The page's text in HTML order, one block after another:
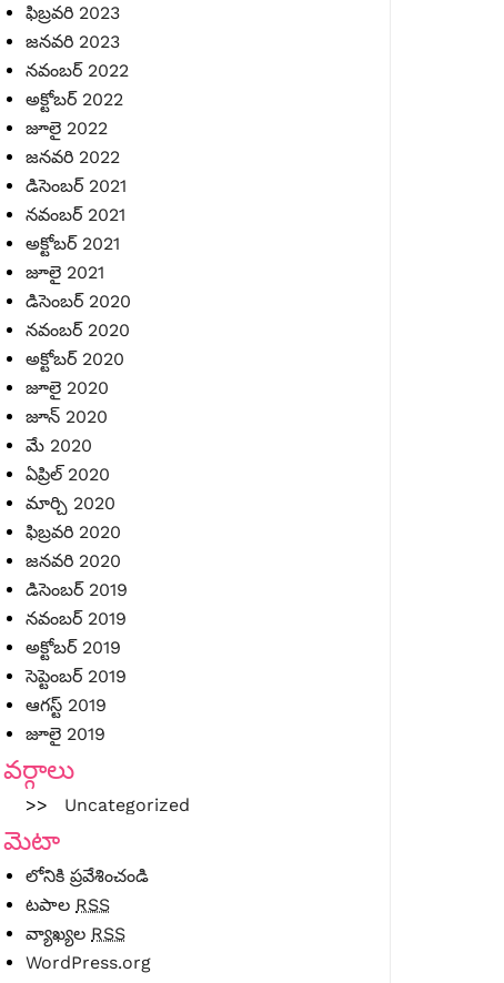
ఫిబ్రవరి 2023
జనవరి 2023
నవంబర్ 2022
అక్టోబర్ 2022
జూలై 2022
జనవరి 2022
డిసెంబర్ 2021
నవంబర్ 2021
అక్టోబర్ 2021
జూలై 2021
డిసెంబర్ 2020
నవంబర్ 2020
అక్టోబర్ 2020
జూలై 2020
జూన్ 2020
మే 2020
ఏప్రిల్ 2020
మార్చి 2020
ఫిబ్రవరి 2020
జనవరి 2020
డిసెంబర్ 2019
నవంబర్ 2019
అక్టోబర్ 2019
సెప్టెంబర్ 2019
ఆగస్ట్ 2019
జూలై 2019
వర్గాలు
Uncategorized
మెటా
లోనికి ప్రవేశించండి
టపాల RSS
వ్యాఖ్యల RSS
WordPress.org